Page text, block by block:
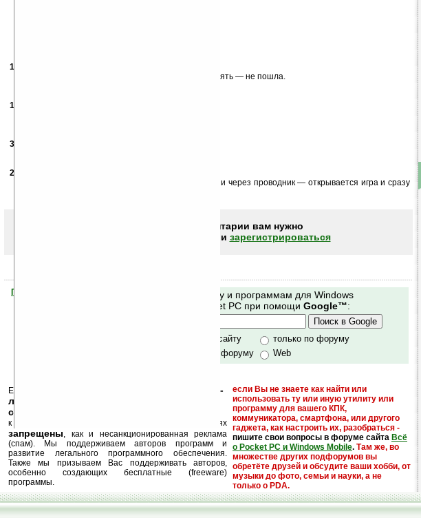
17.01.2008
Демка не установилась на карточку. Поставил в помять — не пошла.
17.09.2008
30.10.2008
23.03.2009
Поставил игру, запускаю, как через программы, так и через проводник — открывается игра и сразу
Чтобы писать комментарии вам нужно
или зарегистрироваться
Помогите Ладошкам стать лучше
Поиск по сайту и программам для Windows
Mobile и Pocket PC при помощи Google™:
только по сайту
только по форуму
по сайту и форуму
Web
Еще раз обращаем внимание, что
кейгены, кряки -
лекарства, серийные номера, ключи и
ссылки на варезные сайты
если Вы не знаете как найти или
использовать ту или иную утилиту или
программу для вашего КПК,
коммуникатора, смартфона, или другого
гаджета, как настроить их, разобраться -
пишите свои вопросы в форуме сайта Всё
о Pocket PC и Windows Mobile. Там же, во
множестве других подфорумов вы
обретёте друзей и обсудите ваши хобби, от
музыки до фото, семьи и науки, а не
только о PDA.
к публикации на нашем сайте в комментариях
запрещены, как и несанкционированная реклама
(спам). Мы поддерживаем авторов программ и
развитие легального программного обеспечения.
Также мы призываем Вас поддерживать авторов,
особенно создающих бесплатные (freeware)
программы.